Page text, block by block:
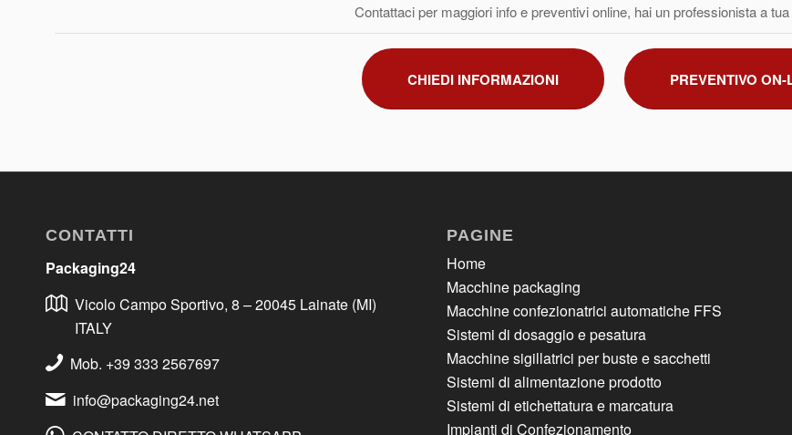
Contattaci per maggiori info e preventivi online, hai un professionista a
CHIEDI INFORMAZIONI PREVENTIVO ON-
CONTATTI
Packaging24
Vicolo Campo Sportivo, 8 – 20045 Lainate (MI)
ITALY
Mob. +39 333 2567697
info@packaging24.net
PAGINE
Home
Macchine packaging
Macchine confezionatrici automatiche FFS
Sistemi di dosaggio e pesatura
Macchine sigillatrici per buste e sacchetti
Sistemi di alimentazione prodotto
Sistemi di etichettatura e marcatura
Impianti di Confezionamento